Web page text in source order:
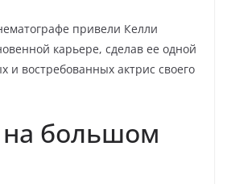
привели Келли
карьере, сделав ее одной
и востребованных актрис своего
большом